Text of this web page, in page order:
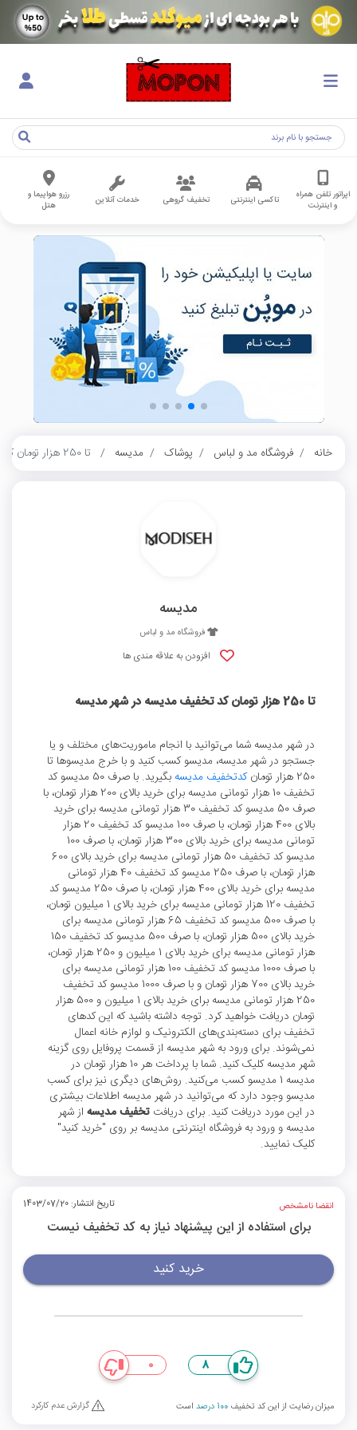
اپراتور تلفن همراه
و اینترنت
تاکسی اینترنتی تخفیف گروهی خدمات آنلاین
رزرو هواپیما و
هتل
خانه فروشگاه مد و لباس پوشاک مدیسه تا 250 هزار تومان کد تخفیف مدیسه در شهر مدیسه
مدیسه
فروشگاه مد و لباس
افزودن به علاقه مندی ها
تا 250 هزار تومان کد تخفیف مدیسه در شهر مدیسه
در شهر مدیسه شما می‌توانید با انجام ماموریت‌های مختلف و یا
جستجو در شهر مدیسه، مدیسو کسب کنید و با خرج مدیسوها تا
250 هزار تومان
کدتخفیف مدیسه
بگیرید. با صرف 50 مدیسو کد
تخفیف 10 هزار تومانی مدیسه برای خرید بالای 200 هزار تومان، با
صرف 50 مدیسو کد تخفیف 30 هزار تومانی مدیسه برای خرید
بالای 400 هزار تومان، با صرف 100 مدیسو کد تخفیف 20 هزار
تومانی مدیسه برای خرید بالای 300 هزار تومان، با صرف 100
مدیسو کد تخفیف 50 هزار تومانی مدیسه برای خرید بالای 600
هزار تومان، با صرف 250 مدیسو کد تخفیف 40 هزار تومانی
مدیسه برای خرید بالای 400 هزار تومان، با صرف 250 مدیسو کد
تخفیف 120 هزار تومانی مدیسه برای خرید بالای 1 میلیون تومان،
با صرف 500 مدیسو کد تخفیف 65 هزار تومانی مدیسه برای
خرید بالای 500 هزار تومان، با صرف 500 مدیسو کد تخفیف 150
هزار تومانی مدیسه برای خرید بالای 1 میلیون و 250 هزار تومان،
با صرف 1000 مدیسو کد تخفیف 100 هزار تومانی مدیسه برای
خرید بالای 700 هزار تومان و با صرف 1000 مدیسو کد تخفیف
250 هزار تومانی مدیسه برای خرید بالای 1 میلیون و 500 هزار
تومان دریافت خواهید کرد. توجه داشته باشید که این کدهای
تخفیف برای دسته‌بندی‌های الکترونیک و لوازم خانه اعمال
نمی‌شوند. برای ورود به شهر مدیسه از قسمت پروفایل روی گزینه
شهر مدیسه کلیک کنید. شما با پرداخت هر 10 هزار تومان در
مدیسه 1 مدیسو کسب می‌کنید. روش‌های دیگری نیز برای کسب
مدیسو وجود دارد که می‌توانید در شهر مدیسه اطلاعات بیشتری
در این مورد دریافت کنید. برای دریافت تخفیف مدیسهاز شهر
مدیسه و ورود به فروشگاه اینترنتی مدیسه بر روی "خرید کنید"
کلیک نمایید.
انقضا نامشخص تاریخ انتشار: 1403/07/20
برای استفاده از این پیشنهاد نیاز به کد تخفیف نیست
خرید کنید
8
0
میزان رضایت از این کد تخفیف 100 درصد است گزارش عدم کارکرد